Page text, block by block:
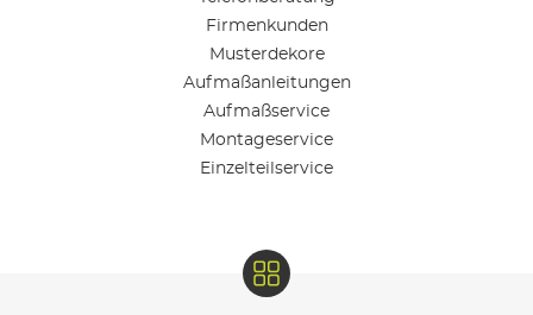
Firmenkunden
Musterdekore
Aufmaßanleitungen
Aufmaßservice
Montageservice
Einzelteilservice